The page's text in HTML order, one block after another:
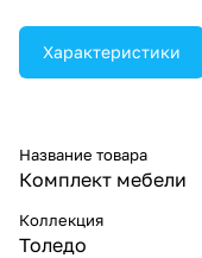
Характеристики
Название товара
Комплект мебели
Коллекция
Толедо